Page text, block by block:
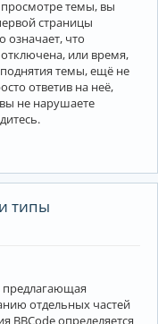
темы, вы
страницы
означает, что
или время,
темы, ещё не
ответив на неё,
не нарушаете
типы
предлагающая
отдельных частей
BBCode определяется